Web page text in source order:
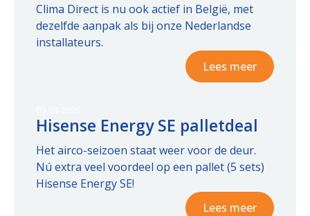
Clima Direct is nu ook actief in België, met
dezelfde aanpak als bij onze Nederlandse
installateurs.
Lees meer
Hisense Energy SE palletdeal
Het airco-seizoen staat weer voor de deur.
Nú extra veel voordeel op een pallet (5 sets)
Hisense Energy SE!
Lees meer